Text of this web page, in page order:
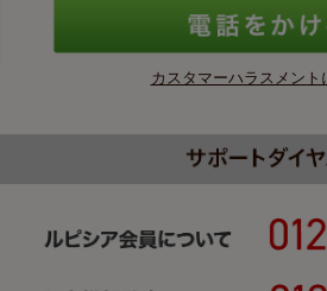
カスタマーハラスメント